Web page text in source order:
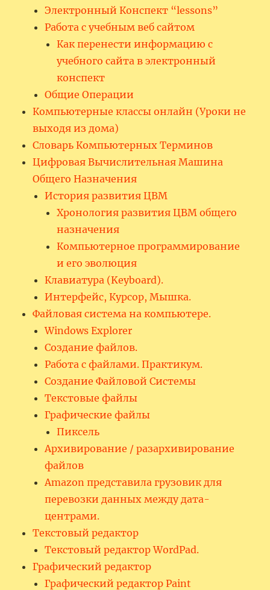
Электронный Конспект “lessons”
Работа с учебным веб сайтом
Как перенести информацию с
учебного сайта в электронный
конспект
Общие Операции
Компьютерные классы онлайн (Уроки не
выходя из дома)
Словарь Компьютерных Терминов
Цифровая Вычислительная Машина
Общего Назначения
История развития ЦВМ
Хронология развития ЦВМ общего
назначения
Компьютерное программирование
и его эволюция
Клавиатура (Keyboard).
Интерфейс, Курсор, Мышка.
Файловая система на компьютере.
Windows Explorer
Создание файлов.
Работа с файлами. Практикум.
Создание Файловой Системы
Текстовые файлы
Графические файлы
Пиксель
Архивирование / разархивирование
файлов
Amazon представила грузовик для
перевозки данных между дата-
центрами.
Текстовый редактор
Текстовый редактор WordPad.
Графический редактор
Графический редактор Paint